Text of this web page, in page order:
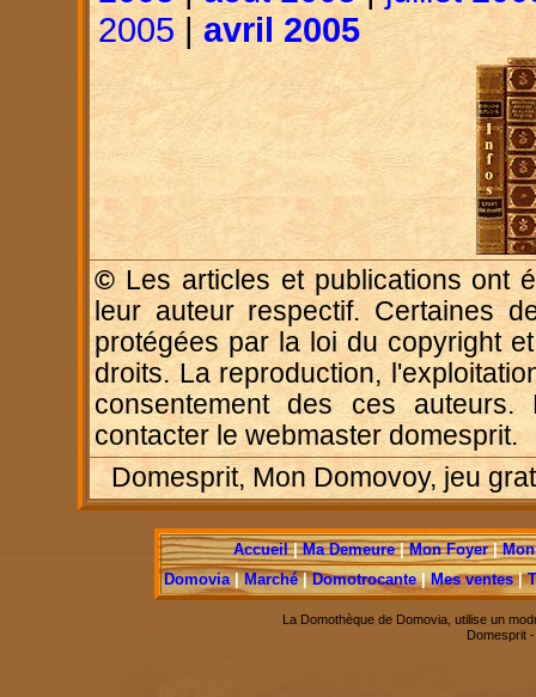
2005| avril 2005
© Les articles et publications ont
leur auteur respectif. Certaines
protégées par la loi du copyright
droits. La reproduction,
consentement des ces auteurs.
contacter le webmaster domesprit.
Domesprit, Mon Domovoy, jeu
Accueil|Ma Demeure|Mon Foyer|
Domovia|Marché|Domotrocante|Mes ventes|
La Domothèque de Domovia, utilise un
Domesprit